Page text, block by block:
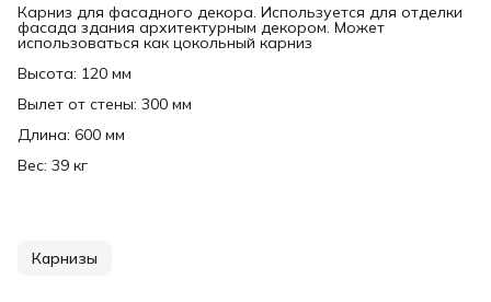
Карниз для фасадного декора. Используется для отделки
фасада здания архитектурным декором. Может
использоваться как цокольный карниз
Высота: 120 мм
Вылет от стены: 300 мм
Длина: 600 мм
Вес: 39 кг
Карнизы